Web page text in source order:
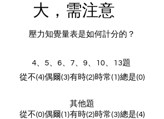
大，需注意
壓力知覺量表是如何計分的？​
4、5、6、7、9、10、13題
從不(4)偶爾(3)有時(2)時常(1)總是(0)​
其他題
從不(0)偶爾(1)有時(2)時常(3)總是(4)